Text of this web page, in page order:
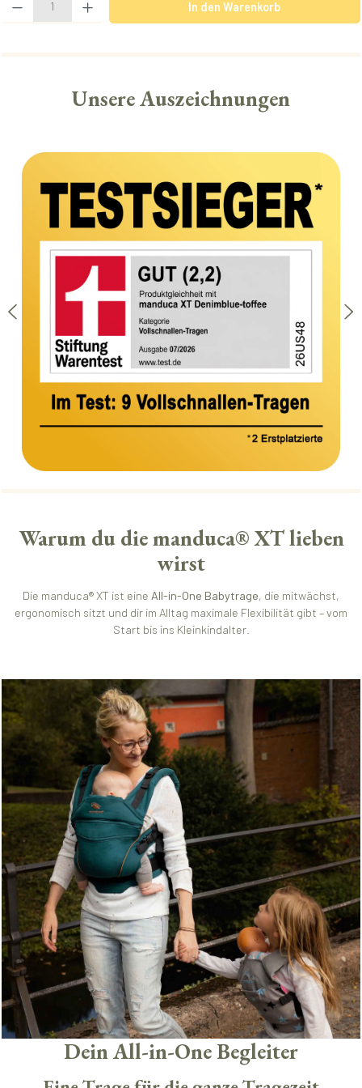
In den Warenkorb
Unsere Auszeichnungen
Bildergalerie überspringen
Warum du die manduca® XT lieben
wirst
Die manduca® XT ist eine All-in-One Babytrage, die mitwächst,
ergonomisch sitzt und dir im Alltag maximale Flexibilität gibt – vom
Start bis ins Kleinkindalter.
Dein All-in-One Begleiter